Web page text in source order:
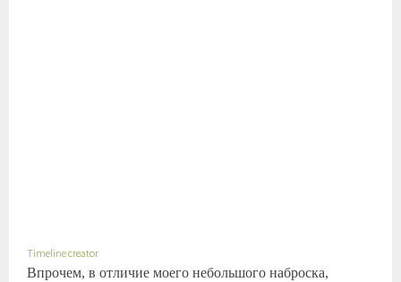
Timeline creator
Впрочем, в отличие моего небольшого наброска,